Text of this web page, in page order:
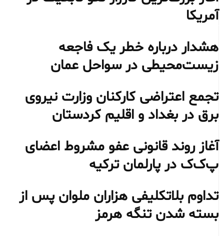
آمریکا
هشدار درباره خطر یک فاجعه
زیست‌محیطی در سواحل عمان
تجمع اعتراضی کارکنان وزارت نیروی
برق در بغداد و اقلیم کردستان
آغاز روند قانونی عفو مشروط اعضای
پ‌ک‌ک در پارلمان ترکیه
تداوم بلاتکلیفی هزاران ملوان پس از
بسته شدن تنگه هرمز